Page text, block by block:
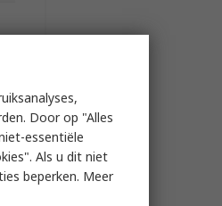
Door op "Alles
essentiële
Als u dit niet
beperken. Meer